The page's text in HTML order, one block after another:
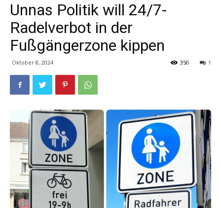
Unnas Politik will 24/7-
Radelverbot in der
Fußgängerzone kippen
Oktober 8, 2024 1
350